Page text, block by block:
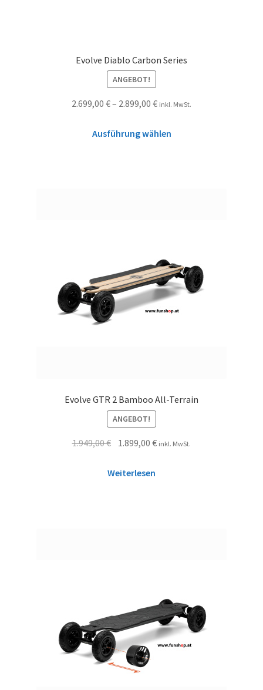
Evolve Diablo Carbon Series
ANGEBOT!
2.699,00 €– 2.899,00 € inkl. MwSt.
Ausführung wählen
Evolve GTR 2 Bamboo All-Terrain
ANGEBOT!
1.949,00€ 1.899,00€ inkl. MwSt.
Weiterlesen